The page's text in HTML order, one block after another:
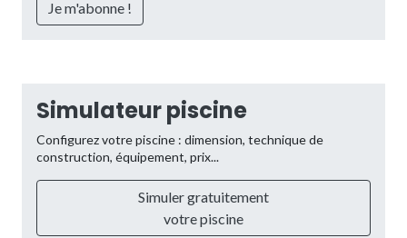
Simulateur piscine
Configurez votre piscine : dimension, technique de
construction, équipement, prix...
Simuler gratuitement
votre piscine